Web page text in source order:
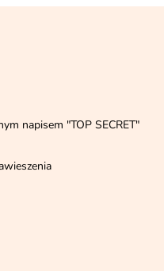
napisem "TOP SECRET"